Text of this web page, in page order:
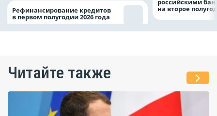
Рефинансирование кредитов
в первом полугодии 2026 года
российскими
на второе
Читайте также